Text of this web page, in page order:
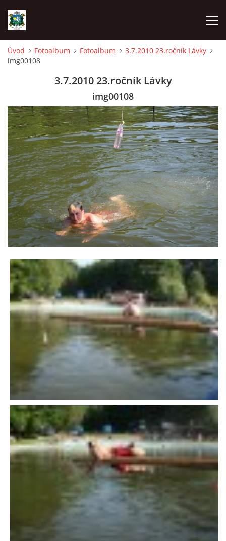
ÚVOD
LÁVKA
FICHTLCUP
PŘIHLAŠOVACÍ FORMULÁŘ NA FICHTLCUP 2026
LISTINA PŘIHLÁŠENÝCH ZÁVODNÍKŮ FICHTLCUP 2026
VÝSLEDKY 19. ROČNÍKU LICOMĚLICKÉHO FICHTLCUPU
SCHŮZE
BRIGÁDY
SEZNAM ČLENŮ SDH
MLADÍ HASIČI
LETNÍ AREÁL U NÁDRŽKY
HISTORIE
VAROVÁNÍ OBYVATELSTVA
HASIČSKÉ DESATERO
Úvod Fotoalbum Fotoalbum
3.7.2010 23.ročník Lávky
img00108
3.7.2010 23.ročník Lávky
img00108